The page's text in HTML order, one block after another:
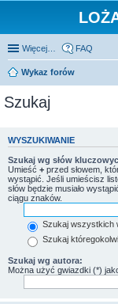
Więcej… FAQ
Wykaz forów
Szukaj
WYSZUKIWANIE
Szukaj wg słów
Umieść + przed słowem,
wystąpić. Jeśli umieścisz
słów będzie musiało
ciągu znaków.
Szukaj wszystkich
Szukaj
Szukaj wg autora:
Można użyć gwiazdki (*)